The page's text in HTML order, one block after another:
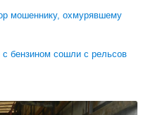
мошеннику, охмурявшему
бензином сошли с рельсов